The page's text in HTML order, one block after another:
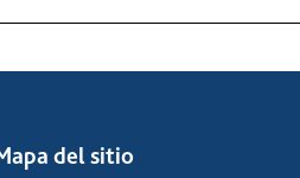
del sitio